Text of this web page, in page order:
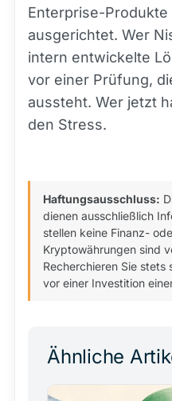
Enterprise-
ausgerichtet. Wer
intern entwickelte
vor einer Prüfung,
aussteht. Wer jetzt
den Stress.
Haftungsausschluss:
dienen ausschließlich
stellen keine Finanz-
Kryptowährungen sind
Recherchieren Sie stets
vor einer Investition
Ähnliche